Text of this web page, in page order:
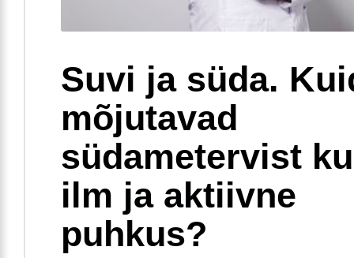
Suvi ja süda.
mõjutavad
südametervist
ilm ja aktiivne
puhkus?